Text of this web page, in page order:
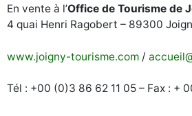
En vente à l’Office de Tourisme de
4 quai Henri Ragobert – 89300
www.joigny-tourisme.com /
Tél : +00 (0)3 86 62 11 05 – Fax : +